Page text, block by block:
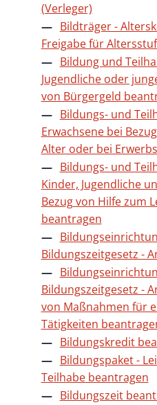
(Verleger)
Bildträger -
Freigabe für
Bildung und
Jugendliche oder
von Bürgergeld
Bildungs- und
Erwachsene bei
Alter oder bei
Bildungs- und
Kinder, Jugendliche
Bezug von Hilfe zum
beantragen
Bildungszeitgesetz -
Bildungszeitgesetz -
von Maßnahmen für
Tätigkeiten
Bildungskredit
Bildungspaket -
Teilhabe beantragen
Bildungszeit